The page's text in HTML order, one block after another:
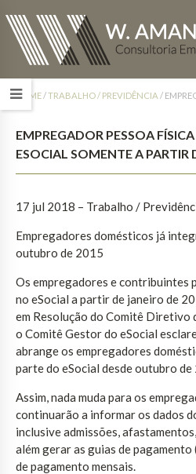
HOME/TRABALHO / PREVIDÊNCIA /
EMPREGADOR PESSOA
ESOCIAL SOMENTE A PARTIR
17 jul 2018 – Trabalho /
Empregadores domésticos já
outubro de 2015
Os empregadores e contribuintes
no eSocial a partir de janeiro de
em Resolução do Comitê Diretivo
o Comitê Gestor do eSocial
abrange os empregadores
parte do eSocial desde outubro de
Assim, nada muda para os
continuarão a informar os dados
inclusive admissões,
além gerar as guias de
de pagamento mensais.